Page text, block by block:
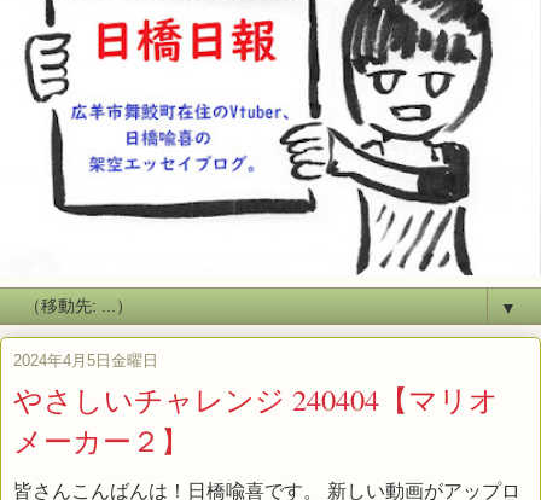
▼
2024年4月5日金曜日
やさしいチャレンジ 240404【マリオ
メーカー２】
皆さんこんばんは！日橋喩喜です。 新しい動画がアップロ